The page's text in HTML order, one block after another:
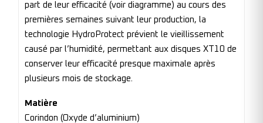
part de leur efficacité (voir diagramme) au cours des
premières semaines suivant leur production, la
technologie HydroProtect prévient le vieillissement
causé par l’humidité, permettant aux disques XT10 de
conserver leur efficacité presque maximale après
plusieurs mois de stockage.
Matière
Corindon (Oxyde d’aluminium)